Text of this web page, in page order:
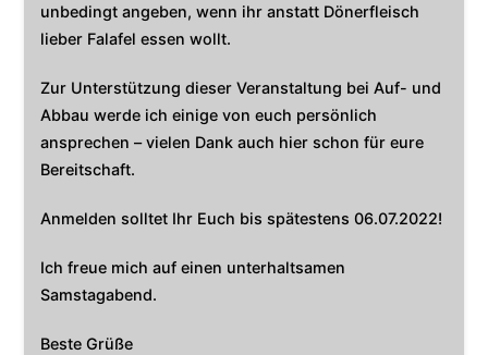
unbedingt angeben, wenn ihr anstatt Dönerfleisch
lieber Falafel essen wollt.
Zur Unterstützung dieser Veranstaltung bei Auf- und
Abbau werde ich einige von euch persönlich
ansprechen – vielen Dank auch hier schon für eure
Bereitschaft.
Anmelden solltet Ihr Euch bis spätestens 06.07.2022!
Ich freue mich auf einen unterhaltsamen
Samstagabend.
Beste Grüße